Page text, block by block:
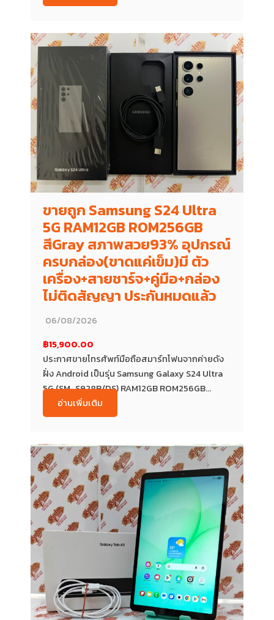
ขายถูก Samsung S24 Ultra
5G RAM12GB ROM256GB
สีGray สภาพสวย93% อุปกรณ์
ครบกล่อง(ขาดแค่เข็ม)มี ตัว
เครื่อง+สายชาร์จ+คู่มือ+กล่อง
ไม่ติดสัญญา ประกันหมดแล้ว
06/08/2026
฿15,900.00
ประกาศขายโทรศัพท์มือถือสมาร์ทโฟนจากค่ายดัง
ฝั่ง Android เป็นรุ่น Samsung Galaxy S24 Ultra
5G (SM-S928B/DS) RAM12GB ROM256GB...
อ่านเพิ่มเติม